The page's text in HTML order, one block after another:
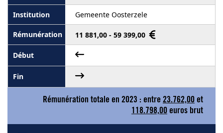
Gemeente Oosterzele
11 881,00 - 59 399,00
Rémunération totale en 2023 : entre 23.762,00 et
118.798,00 euros brut